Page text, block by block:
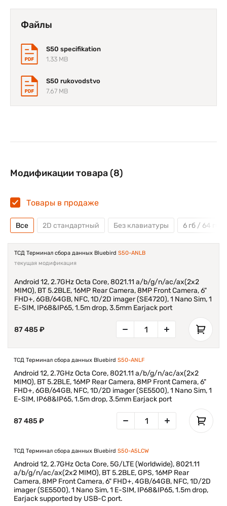
Файлы
S50 specifikation
1.33 MB
S50 rukovodstvo
7.67 MB
Модификации товара (8)
Товары в продаже
Все 2D стандартный Без клавиатуры 6 гб / 64 гб
ТСД Терминал сбора данных Bluebird S50-ANLB
текущая модификация
Android 12, 2.7GHz Octa Core, 8021.11 a/b/g/n/ac/ax(2x2
MIMO), BT 5.2BLE, 16MP Rear Camera, 8MP Front Camera, 6"
FHD+, 6GB/64GB, NFC, 1D/2D imager (SE4720), 1 Nano Sim, 1
E-SIM, IP68&IP65, 1.5m drop, 3.5mm Earjack port
87 485 ₽
ТСД Терминал сбора данных Bluebird S50-ANLF
Android 12, 2.7GHz Octa Core, 8021.11 a/b/g/n/ac/ax(2x2
MIMO), BT 5.2BLE, 16MP Rear Camera, 8MP Front Camera, 6"
FHD+, 6GB/64GB, NFC, 1D/2D imager (SE5500), 1 Nano Sim, 1
E-SIM, IP68&IP65, 1.5m drop, 3.5mm Earjack port
87 485 ₽
ТСД Терминал сбора данных Bluebird S50-A5LCW
Android 12, 2.7GHz Octa Core, 5G/LTE (Worldwide), 8021.11
a/b/g/n/ac/ax(2x2 MIMO), BT 5.2BLE, GPS, 16MP Rear
Camera, 8MP Front Camera, 6" FHD+, 4GB/64GB, NFC, 1D/2D
imager (SE5500), 1 Nano Sim, 1 E-SIM, IP68&IP65, 1.5m drop,
Earjack supported by USB-C port.